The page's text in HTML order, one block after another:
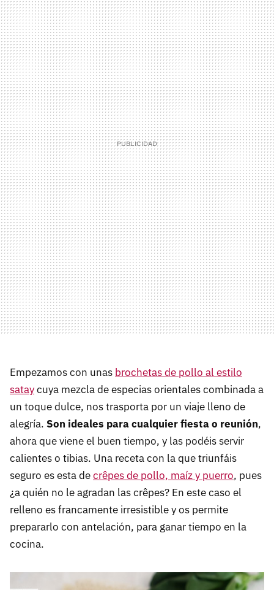
Empezamos con unas brochetas de pollo al estilo
sataycuya mezcla de especias orientales combinada a
un toque dulce, nos trasporta por un viaje lleno de
alegría. Son ideales para cualquier fiesta o reunión,
ahora que viene el buen tiempo, y las podéis servir
calientes o tibias. Una receta con la que triunfáis
seguro es esta decrêpes de pollo, maíz y puerro, pues
¿a quién no le agradan las crêpes? En este caso el
relleno es francamente irresistible y os permite
prepararlo con antelación, para ganar tiempo en la
cocina.